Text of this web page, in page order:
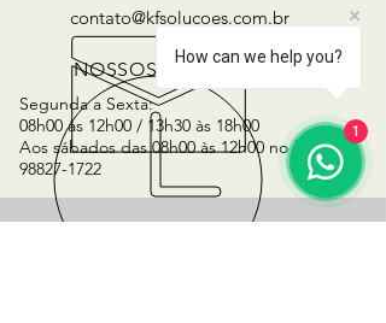
contato@kfsolucoes.com.br
NOSSOS HORÁRIOS
Segunda a Sexta:
08h00 às 12h00 / 13h30 às 18h00
Aos sábados das 08h00 às 12h00 no fone(45)
98827-1722
How can we help you?
1